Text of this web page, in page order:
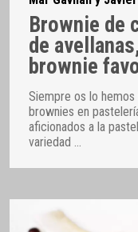
Brownie de
de
brownie
Siempre os lo
brownies en
aficionados a la
variedad